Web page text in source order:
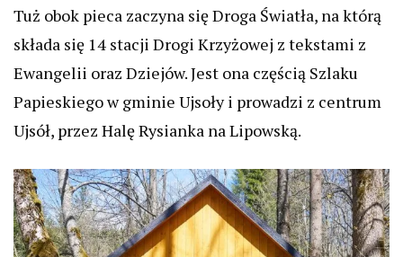
Tuż obok pieca zaczyna się Droga Światła, na którą
składa się 14 stacji Drogi Krzyżowej z tekstami z
Ewangelii oraz Dziejów. Jest ona częścią Szlaku
Papieskiego w gminie Ujsoły i prowadzi z centrum
Ujsół, przez Halę Rysianka na Lipowską.